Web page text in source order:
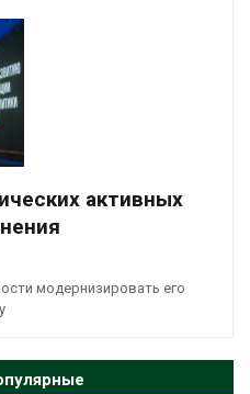
активных
модернизировать его